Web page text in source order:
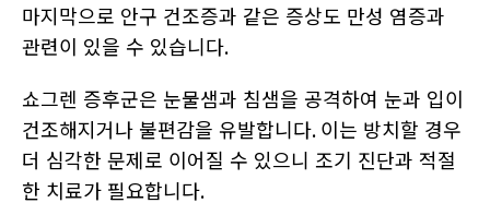
마지막으로 안구 건조증과 같은 증상도 만성 염증과
관련이 있을 수 있습니다.
쇼그렌 증후군은 눈물샘과 침샘을 공격하여 눈과 입이
건조해지거나 불편감을 유발합니다.이는 방치할 경우
더 심각한 문제로 이어질 수 있으니 조기 진단과 적절
한 치료가 필요합니다.